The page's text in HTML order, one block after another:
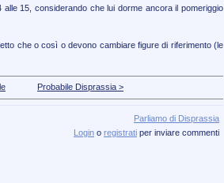
15, considerando che lui dorme ancora il pomeriggio
che o così o devono cambiare figure di riferimento (le
Probabile Disprassia >
Parliamo di Disprassia
Login o registrati per inviare commenti